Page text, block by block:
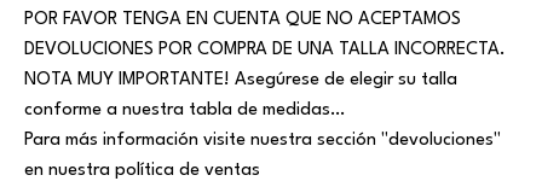
POR FAVOR TENGA EN CUENTA QUE NO ACEPTAMOS
DEVOLUCIONES POR COMPRA DE UNA TALLA INCORRECTA.
NOTA MUY IMPORTANTE! Asegúrese de elegir su talla
conforme a nuestra tabla de medidas…
Para más información visite nuestra sección "devoluciones"
en nuestra política de ventas